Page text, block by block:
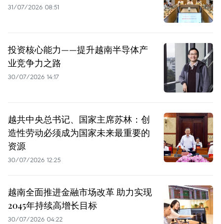
31/07/2026 08:51
投资核心能力——提升越南半导体产
业竞争力之路
30/07/2026 14:17
越共中央总书记、国家主席苏林：创
造性劳动必须成为国家未来最重要的
资源
30/07/2026 12:25
越南全面推进金融市场改革 助力实现
2045年持续高增长目标
30/07/2026 04:22